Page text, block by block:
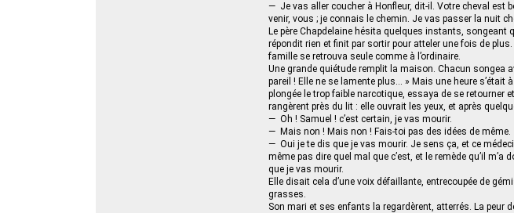
— Je vas aller coucher à Honfleur, dit-il. Votre cheval est
venir, vous ; je connais le chemin. Je vas passer la nuit
Le père Chapdelaine hésita quelques instants,
répondit rien et finit par sortir pour atteler une fois de
famille se retrouva seule comme à l’ordinaire.
Une grande quiétude remplit la maison. Chacun songea
pareil ! Elle ne se lamente plus… » Mais une heure s’était
plongée le trop faible narcotique, essaya de se retourner
rangèrent près du lit : elle ouvrait les yeux, et après
— Oh ! Samuel ! c’est certain, je vas mourir.
— Mais non ! Mais non ! Fais-toi pas des idées de même.
— Oui je te dis que je vas mourir. Je sens ça, et ce
même pas dire quel mal que c’est, et le remède qu’il m’a
que je vas mourir.
Elle disait cela d’une voix défaillante, entrecoupée de
grasses.
Son mari et ses enfants la regardèrent, atterrés. La